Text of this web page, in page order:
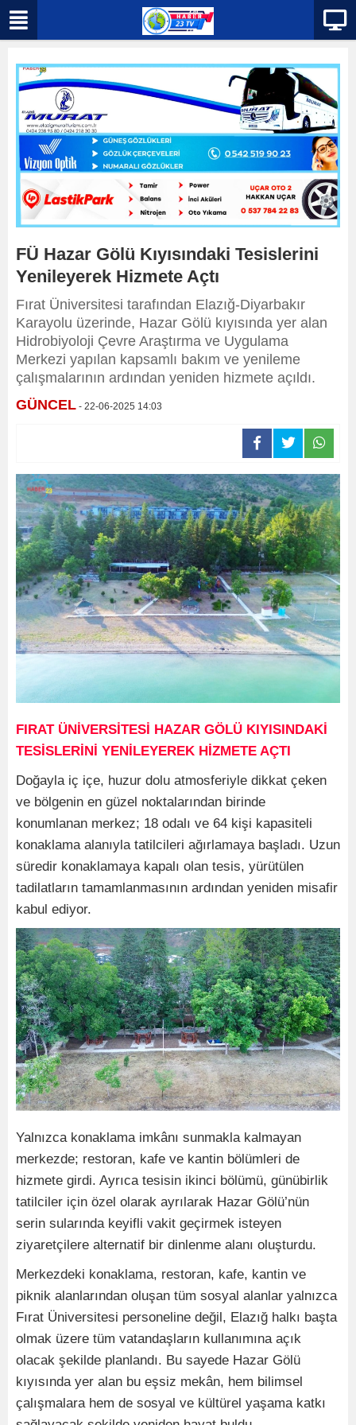
FÜ Hazar Gölü Kıyısındaki Tesislerini
Yenileyerek Hizmete Açtı
Fırat Üniversitesi tarafından Elazığ-Diyarbakır
Karayolu üzerinde, Hazar Gölü kıyısında yer alan
Hidrobiyoloji Çevre Araştırma ve Uygulama
Merkezi yapılan kapsamlı bakım ve yenileme
çalışmalarının ardından yeniden hizmete açıldı.
GÜNCEL - 22-06-2025 14:03
FIRAT ÜNİVERSİTESİ HAZAR GÖLÜ KIYISINDAKİ
TESİSLERİNİ YENİLEYEREK HİZMETE AÇTI
Doğayla iç içe, huzur dolu atmosferiyle dikkat çeken
ve bölgenin en güzel noktalarından birinde
konumlanan merkez; 18 odalı ve 64 kişi kapasiteli
konaklama alanıyla tatilcileri ağırlamaya başladı. Uzun
süredir konaklamaya kapalı olan tesis, yürütülen
tadilatların tamamlanmasının ardından yeniden misafir
kabul ediyor.
Yalnızca konaklama imkânı sunmakla kalmayan
merkezde; restoran, kafe ve kantin bölümleri de
hizmete girdi. Ayrıca tesisin ikinci bölümü, günübirlik
tatilciler için özel olarak ayrılarak Hazar Gölü’nün
serin sularında keyifli vakit geçirmek isteyen
ziyaretçilere alternatif bir dinlenme alanı oluşturdu.
Merkezdeki konaklama, restoran, kafe, kantin ve
piknik alanlarından oluşan tüm sosyal alanlar yalnızca
Fırat Üniversitesi personeline değil, Elazığ halkı başta
olmak üzere tüm vatandaşların kullanımına açık
olacak şekilde planlandı. Bu sayede Hazar Gölü
kıyısında yer alan bu eşsiz mekân, hem bilimsel
çalışmalara hem de sosyal ve kültürel yaşama katkı